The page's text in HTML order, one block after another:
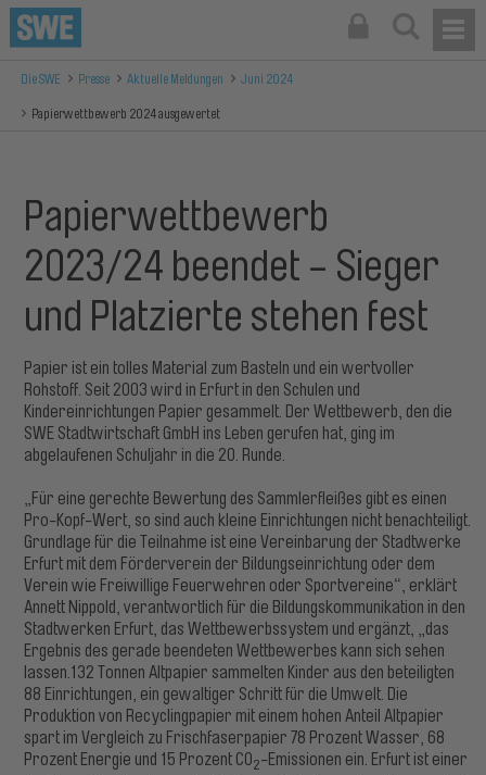
Die SWE Presse Aktuelle Meldungen Juni 2024
Papierwettbewerb 2024 ausgewertet
Papierwettbewerb
2023/24 beendet - Sieger
und Platzierte stehen fest
Papier ist ein tolles Material zum Basteln und ein wertvoller
Rohstoff. Seit 2003 wird in Erfurt in den Schulen und
Kindereinrichtungen Papier gesammelt. Der Wettbewerb, den die
SWE Stadtwirtschaft GmbH ins Leben gerufen hat, ging im
abgelaufenen Schuljahr in die 20. Runde.
„Für eine gerechte Bewertung des Sammlerfleißes gibt es einen
Pro-Kopf-Wert, so sind auch kleine Einrichtungen nicht benachteiligt.
Grundlage für die Teilnahme ist eine Vereinbarung der Stadtwerke
Erfurt mit dem Förderverein der Bildungseinrichtung oder dem
Verein wie Freiwillige Feuerwehren oder Sportvereine“, erklärt
Annett Nippold, verantwortlich für die Bildungskommunikation in den
Stadtwerken Erfurt, das Wettbewerbssystem und ergänzt, „das
Ergebnis des gerade beendeten Wettbewerbes kann sich sehen
lassen.132 Tonnen Altpapier sammelten Kinder aus den beteiligten
88 Einrichtungen, ein gewaltiger Schritt für die Umwelt. Die
Produktion von Recyclingpapier mit einem hohen Anteil Altpapier
spart im Vergleich zu Frischfaserpapier 78 Prozent Wasser, 68
Prozent Energie und 15 Prozent CO2-Emissionen ein. Erfurt ist einer